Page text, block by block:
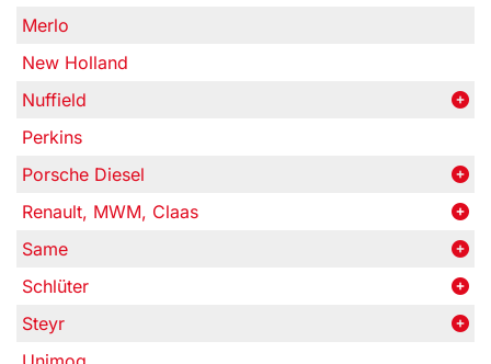
Merlo
New Holland
Nuffield
Perkins
Porsche Diesel
Renault, MWM, Claas
Same
Schlüter
Steyr